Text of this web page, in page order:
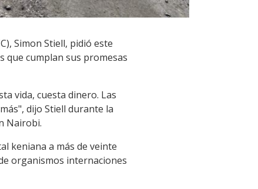
Simon Stiell, pidió este
que cumplan sus promesas
vida, cuesta dinero. Las
dijo Stiell durante la
Nairobi.
keniana a más de veinte
organismos internaciones